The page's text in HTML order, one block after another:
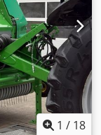
1 / 18